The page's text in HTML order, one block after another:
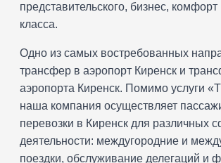
представительского, бизнес,
класса.
Одно из самых востребованных
трансфер в аэропорт Киренск и
аэропорта Киренск. Помимо услуги
наша компания осуществляет
перевозки в Киренск для различных
деятельности: междугородние и
поездки, обслуживание делегаций и